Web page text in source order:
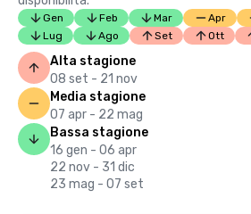
Gen Feb Mar Apr
Lug
Ago Set Ott
Alta stagione
08 set - 21 nov
Media stagione
07 apr - 22 mag
Bassa stagione
16 gen - 06 apr
22 nov - 31 dic
23 mag - 07 set